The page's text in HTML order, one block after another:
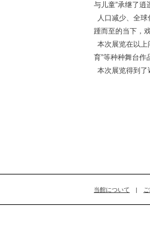
与儿童”承继了逍
人口减少、全
踵而至的当下，
本次展览在以上
育”等种种舞台作
本次展览得到了
当館について |